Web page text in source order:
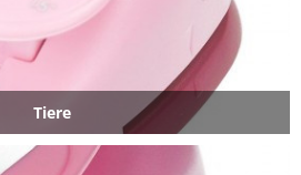
Tiere